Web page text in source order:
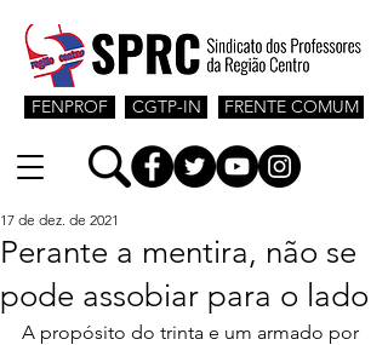
CGTP-IN
FENPROF FRENTE COMUM
Perante a mentira, não se
pode assobiar para o lado
17 de dez. de 2021
A propósito do trinta e um armado por